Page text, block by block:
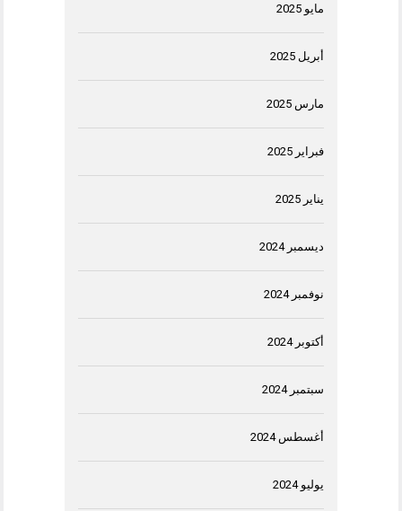
مايو 2025
أبريل 2025
مارس 2025
فبراير 2025
يناير 2025
ديسمبر 2024
نوفمبر 2024
أكتوبر 2024
سبتمبر 2024
أغسطس 2024
يوليو 2024